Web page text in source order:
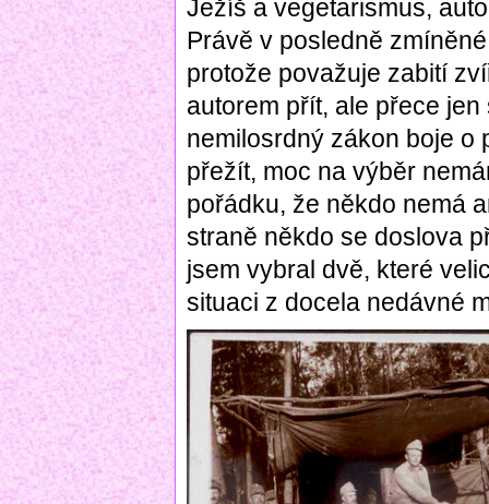
Ježíš a vegetarismus,
Právě v posledně
protože považuje zabití
autorem přít, ale přece
nemilosrdný zákon boje o
přežít, moc na výběr
pořádku, že někdo nemá
straně někdo se doslova
jsem vybral dvě, které
situaci z docela nedávné